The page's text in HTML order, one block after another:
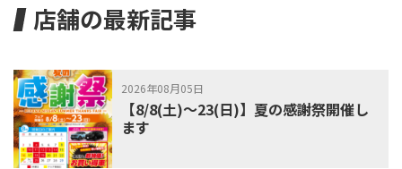
店舗の最新記事
2026年08月05日
【8/8(土)～23(日)】夏の感謝祭開催し
ます